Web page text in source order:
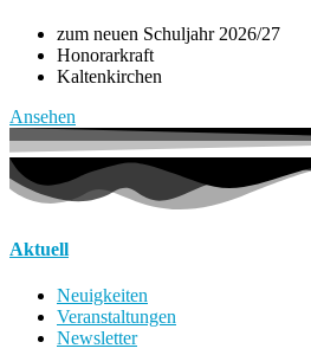
zum neuen Schuljahr 2026/27
Honorarkraft
Kaltenkirchen
Ansehen
Aktuell
Neuigkeiten
Veranstaltungen
Newsletter